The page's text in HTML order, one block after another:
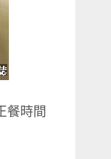
餐時間